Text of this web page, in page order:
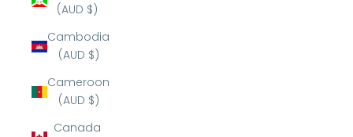
(AUD $)
Cambodia
(AUD $)
Cameroon
(AUD $)
Canada